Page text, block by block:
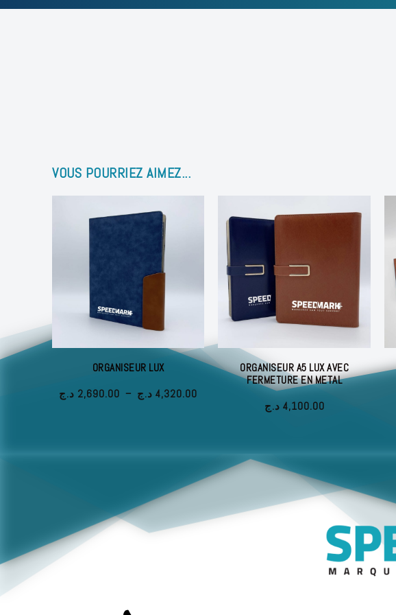
VOUS POURRIEZ AIMEZ...
ORGANISEUR LUX
2,690.00 د.ج – 4,320.00 د.ج
4,320.00 د.ج
ORGANISEUR A5 LUX AVEC
FERMETURE EN METAL
4,100.00 د.ج